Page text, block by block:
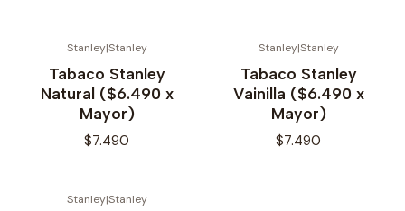
Stanley|Stanley
Tabaco Stanley
Natural ($6.490 x
Mayor)
$7.490
Stanley|Stanley
Tabaco Stanley
Vainilla ($6.490 x
Mayor)
$7.490
Stanley|Stanley